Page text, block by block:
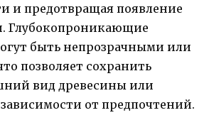
и предотвращая появление
Глубокопроникающие
быть непрозрачными или
позволяет сохранить
вид древесины или
от предпочтений.